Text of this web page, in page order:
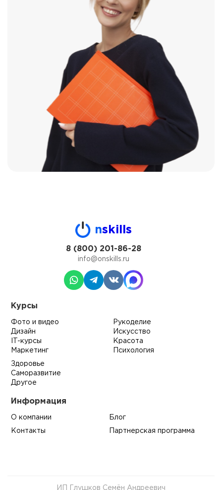
nskills
8 (800) 201-86-28
info@onskills.ru
Курсы
Фото и видео
Дизайн
IT-курсы
Маркетинг
Рукоделие
Искусство
Красота
Психология
Здоровье
Саморазвитие
Другое
Информация
О компании Блог
Контакты Партнерская программа
ИП Глушков Семён Андреевич